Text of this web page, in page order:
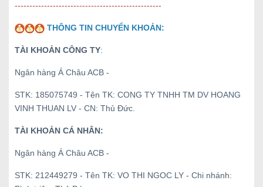
--------------------------------------------------
THÔNG TIN CHUYỂN KHOẢN:
TÀI KHOẢN CÔNG TY:
Ngân hàng Á Châu ACB -
STK: 185075749 - Tên TK: CONG TY TNHH TM DV HOANG
VINH THUAN LV - CN: Thủ Đức.
TÀI KHOẢN CÁ NHÂN:
Ngân hàng Á Châu ACB -
STK: 212449279 - Tên TK: VO THI NGOC LY - Chi nhánh: